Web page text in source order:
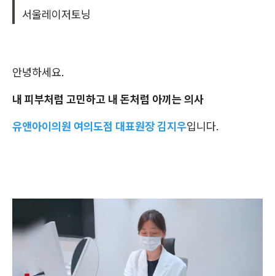
서울레이저토닝
안녕하세요.
내 피부처럼 고민하고 내 돈처럼 아끼는 의사
유앤아이의원 여의도점 대표원장 김지우입니다.